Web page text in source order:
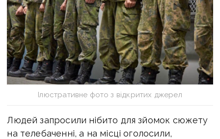
Ілюстративне фото з відкритих джерел
Людей запросили нібито для зйомок сюжету
на телебаченні, а на місці оголосили,